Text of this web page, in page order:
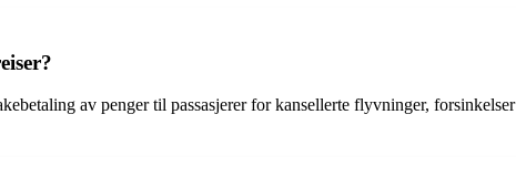
av penger til passasjerer for kansellerte flyvninger,